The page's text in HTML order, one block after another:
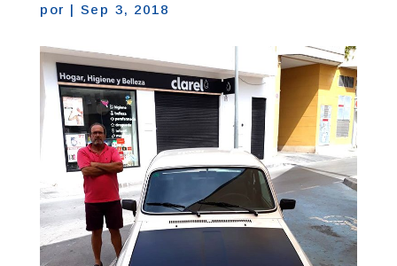
por | Sep 3, 2018